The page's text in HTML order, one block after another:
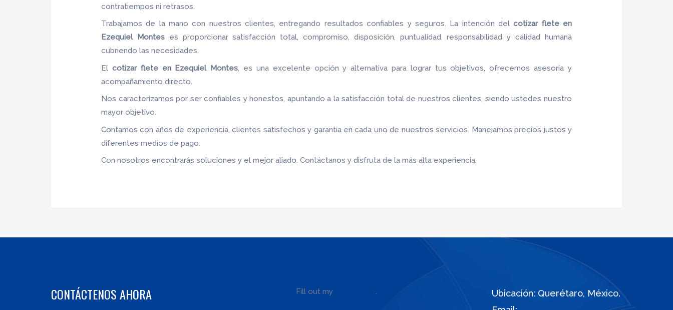
contratiempos ni retrasos.
Trabajamos de la mano con nuestros clientes, entregando resultados confiables y seguros. La intención delcotizar fleteen
Ezequiel Monteses proporcionar satisfacción total, compromiso, disposición, puntualidad, responsabilidad y calidad humana
cubriendo las necesidades.
El cotizar fleteen Ezequiel Montes , es una excelente opción y alternativa para lograr tus objetivos, ofrecemos asesoría y
acompañamiento directo.
Nos caracterizamos por ser confiables y honestos, apuntando a la satisfacción total de nuestros clientes, siendo ustedes nuestro
mayor objetivo.
Contamos con años de experiencia, clientes satisfechos y garantía en cada uno de nuestros servicios. Manejamos precios justos y
diferentes medios de pago.
Con nosotros encontrarás soluciones y el mejor aliado.Contáctanos y disfruta de la más alta experiencia.
CONTÁCTENOS AHORA Fill out my .
Ubicación: Querétaro, México.